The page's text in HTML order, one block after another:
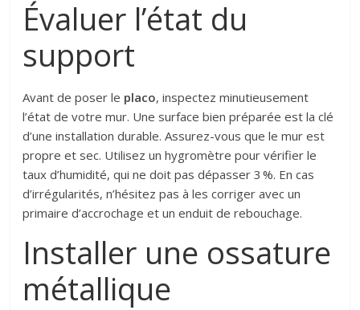
Évaluer l’état du
support
Avant de poser le placo, inspectez minutieusement
l’état de votre mur. Une surface bien préparée est la clé
d’une installation durable. Assurez-vous que le mur est
propre et sec. Utilisez un hygromètre pour vérifier le
taux d’humidité, qui ne doit pas dépasser 3 %. En cas
d’irrégularités, n’hésitez pas à les corriger avec un
primaire d’accrochage et un enduit de rebouchage.
Installer une ossature
métallique